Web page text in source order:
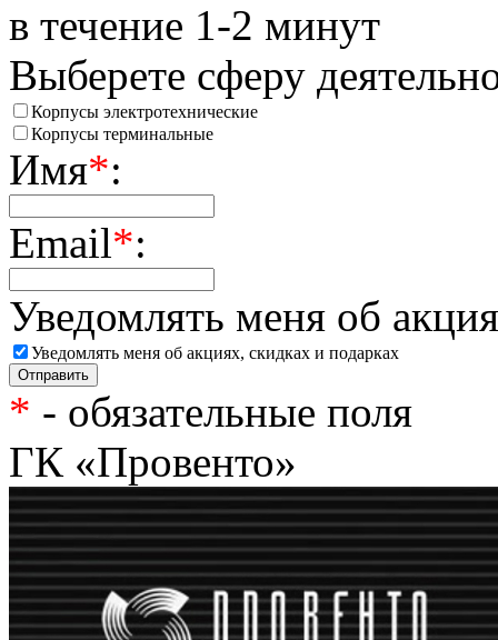
в течение 1-2 минут
Выберете сферу
Корпусы электротехнические
Корпусы терминальные
Имя*:
Email*:
Уведомлять меня об
Уведомлять меня об акциях, скидках и подарках
* - обязательные поля
ГК «Провенто»